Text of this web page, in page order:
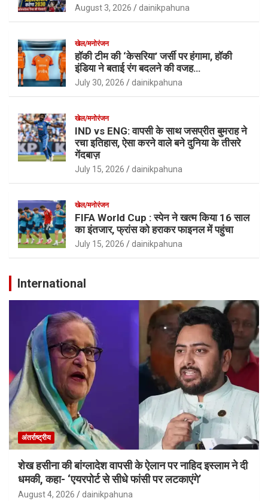
August 3, 2026 dainikpahuna
खेल/मनोरंजन
हॉकी टीम की ‘केसरिया’ जर्सी पर हंगामा, हॉकी
इंडिया ने बताई रंग बदलने की वजह…
July 30, 2026 dainikpahuna
खेल/मनोरंजन
IND vs ENG: वापसी के साथ जसप्रीत बुमराह ने
रचा इतिहास, ऐसा करने वाले बने दुनिया के तीसरे
गेंदबाज़
July 15, 2026 dainikpahuna
खेल/मनोरंजन
FIFA World Cup : स्पेन ने खत्म किया 16 साल
का इंतजार, फ्रांस को हराकर फाइनल में पहुंचा
July 15, 2026 dainikpahuna
International
अंतर्राष्ट्रीय
शेख हसीना की बांग्लादेश वापसी के ऐलान पर नाहिद इस्लाम ने दी
धमकी, कहा- ‘एयरपोर्ट से सीधे फांसी पर लटकाएंगे’
August 4, 2026 dainikpahuna